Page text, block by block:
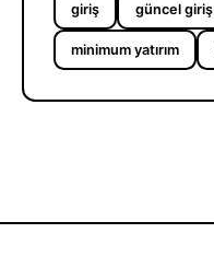
giriş güncel giriş
minimum yatırım